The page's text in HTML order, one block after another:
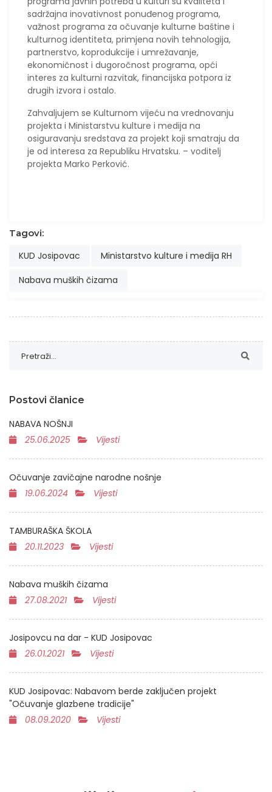
sadržajna inovativnost ponuđenog programa,
važnost programa za očuvanje kulturne baštine i
kulturnog identiteta, primjena novih tehnologija,
partnerstvo, koprodukcije i umrežavanje,
ekonomičnost i dugoročnost programa, opći
interes za kulturni razvitak, financijska potpora iz
drugih izvora i ostalo.
Zahvaljujem se Kulturnom vijeću na vrednovanju
projekta i Ministarstvu kulture i medija na
osiguravanju sredstava za projekt koji smatraju da
je od interesa za Republiku Hrvatsku. – voditelj
projekta Marko Perković.
Tagovi:
KUD Josipovac
Ministarstvo kulture i medija RH
Nabava muških čizama
Postovi članice
NABAVA NOŠNJI
25.06.2025
Vijesti
Očuvanje zavičajne narodne nošnje
19.06.2024
Vijesti
TAMBURAŠKA ŠKOLA
20.11.2023
Vijesti
Nabava muških čizama
27.08.2021
Vijesti
Josipovcu na dar - KUD Josipovac
26.01.2021
Vijesti
KUD Josipovac: Nabavom berde zaključen projekt
"Očuvanje glazbene tradicije"
08.09.2020
Vijesti